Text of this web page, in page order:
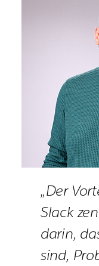
„Der
Slack
darin,
sind,